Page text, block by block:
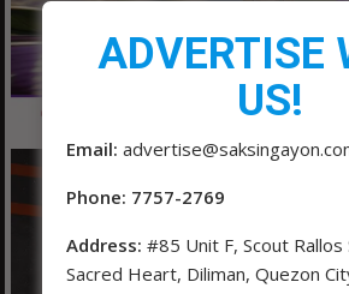
ADVERTISE
US!
Email:
Phone: 7757-2769
Address: #85 Unit F, Scout Rallos
Sacred Heart, Diliman, Quezon